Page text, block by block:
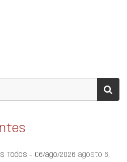
Todos – 06/ago/2026 agosto 6,